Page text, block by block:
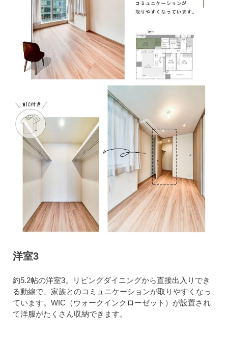
洋室3
約5.2帖の洋室3。リビングダイニングから直接出入りでき
る動線で、家族とのコミュニケーションが取りやすくなっ
ています。WIC（ウォークインクローゼット）が設置され
て洋服がたくさん収納できます。